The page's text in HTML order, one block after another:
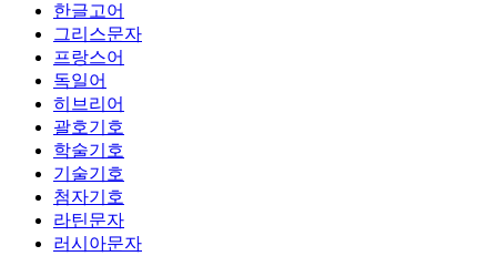
한글고어
그리스문자
프랑스어
독일어
히브리어
괄호기호
학술기호
기술기호
첨자기호
라틴문자
러시아문자